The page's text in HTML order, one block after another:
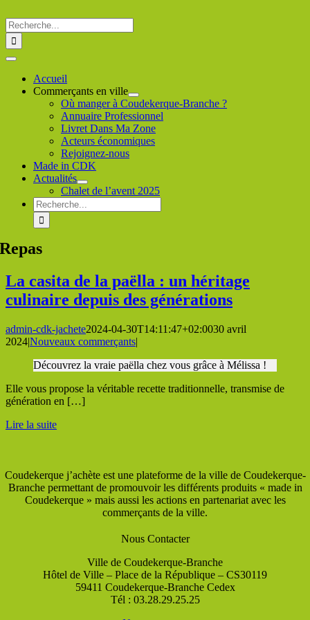
au
contenu
Rechercher
:
Toggle
NavigationAccueil
Commerçants en ville
Où manger à Coudekerque-Branche ?
Annuaire Professionnel
Livret Dans Ma Zone
Acteurs économiques
Rejoignez-nous
Made in CDK
Actualités
Chalet de l’avent 2025
Rechercher
:
Repas
La casita de la paëlla : un héritage
culinaire depuis des générations
admin-cdk-jachete2024-04-30T14:11:47+02:0030 avril
2024|Nouveaux commerçants|
Découvrez la vraie paëlla chez vous grâce à Mélissa !
Elle vous propose la véritable recette traditionnelle, transmise de
génération en […]
Lire la suite
Coudekerque j’achète est une plateforme de la ville de Coudekerque-
Branche permettant de promouvoir les différents produits « made in
Coudekerque » mais aussi les actions en partenariat avec les
commerçants de la ville.
Nous Contacter
Ville de Coudekerque-Branche
Hôtel de Ville – Place de la République – CS30119
59411 Coudekerque-Branche Cedex
Tél : 03.28.29.25.25